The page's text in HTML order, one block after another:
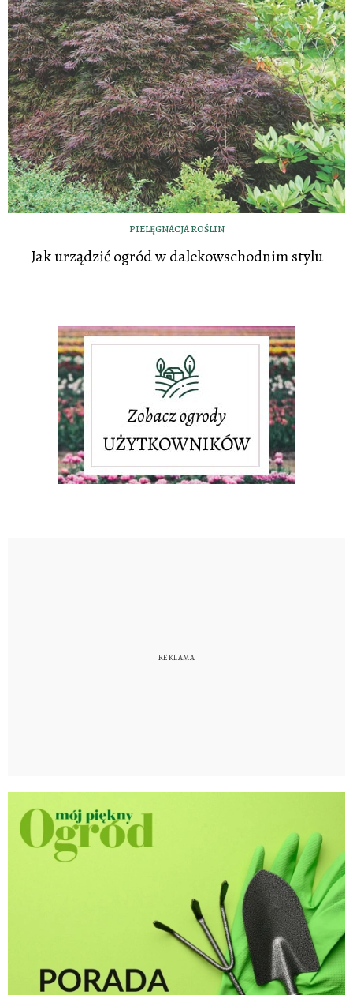
PIELĘGNACJA ROŚLIN
Jak urządzić ogród w dalekowschodnim stylu